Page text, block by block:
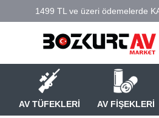
AV TÜFEKLERİ AV FİŞEKLERİ